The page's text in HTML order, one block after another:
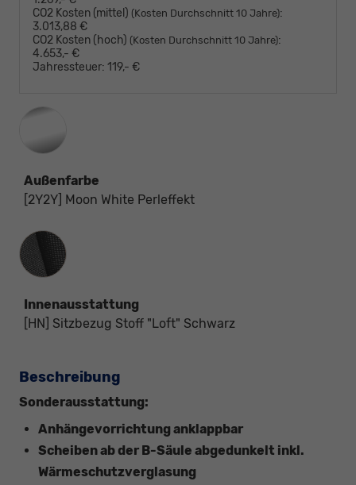
CO2 Kosten (mittel) (Kosten Durchschnitt 10 Jahre):
3.013,88 €
CO2 Kosten (hoch) (Kosten Durchschnitt 10 Jahre):
4.653,- €
Jahressteuer: 119,- €
Außenfarbe
[2Y2Y] Moon White Perleffekt
Innenausstattung
Innenausstattung
[HN] Sitzbezug Stoff "Loft" Schwarz
Beschreibung
Sonderausstattung:
Anhängevorrichtung anklappbar
Scheiben ab der B-Säule abgedunkelt inkl.
Wärmeschutzverglasung